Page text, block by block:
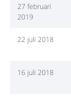
27 februari
2019
22 juli 2018
16 juli 2018